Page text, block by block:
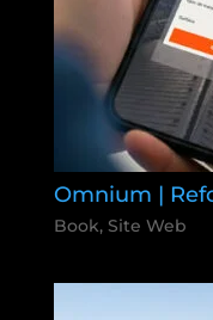
Omnium |
Book, Site Web